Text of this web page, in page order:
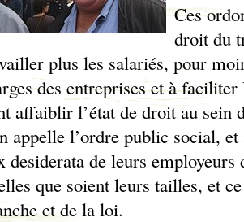
Ces
droit du
plus les salariés, pour
des entreprises et à
affaiblir l’état de droit au sein
appelle l’ordre public social,
desiderata de leurs employeurs
que soient leurs tailles, et
et de la loi.